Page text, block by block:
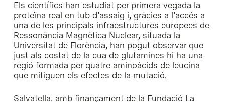
Els científics han estudiat per primera vegada la
proteïna real en tub d’assaig i, gràcies a l’accés a
una de les principals infraestructures europees de
Ressonància Magnètica Nuclear, situada la
Universitat de Florència, han pogut observar que
just als costat de la cua de glutamines hi ha una
regió formada per quatre aminoàcids de leucina
que mitiguen els efectes de la mutació.
Salvatella, amb finançament de la Fundació La